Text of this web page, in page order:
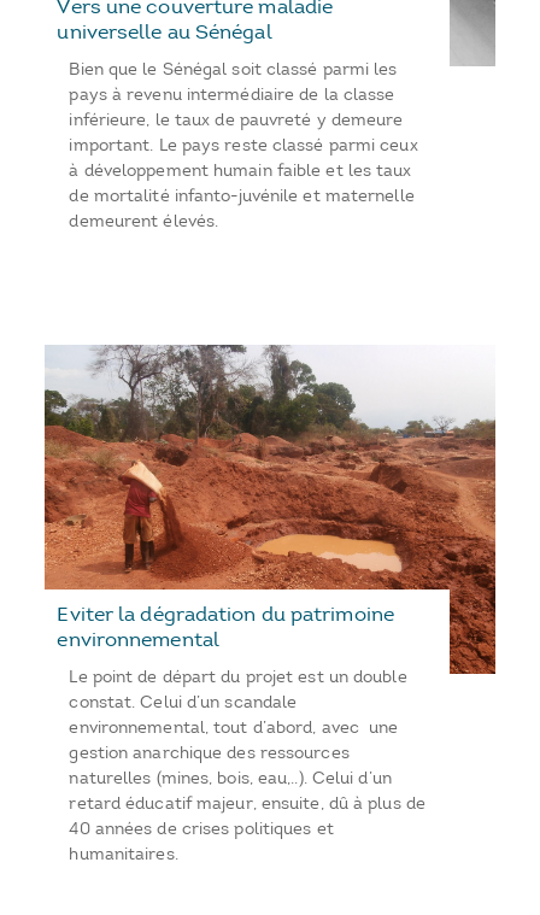
Vers une couverture maladie
universelle au Sénégal
Bien que le Sénégal soit classé parmi les
pays à revenu intermédiaire de la classe
inférieure, le taux de pauvreté y demeure
important. Le pays reste classé parmi ceux
à développement humain faible et les taux
de mortalité infanto-juvénile et maternelle
demeurent élevés.
Eviter la dégradation du patrimoine
environnemental
Le point de départ du projet est un double
constat. Celui d’un scandale
environnemental, tout d’abord, avec une
gestion anarchique des ressources
naturelles (mines, bois, eau,..). Celui d’un
retard éducatif majeur, ensuite, dû à plus de
40 années de crises politiques et
humanitaires.